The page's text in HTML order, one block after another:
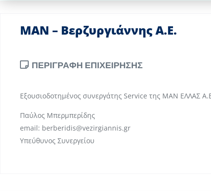
MAN – Βερζυργιάννης Α.Ε.
ΠΕΡΙΓΡΑΦΗ ΕΠΙΧΕΙΡΗΣΗΣ
Εξουσιοδοτημένος συνεργάτης Service της MAN ΕΛΛΑΣ
Παύλος Μπερμπερίδης
email: berberidis@vezirgiannis.gr
Υπεύθυνος Συνεργείου